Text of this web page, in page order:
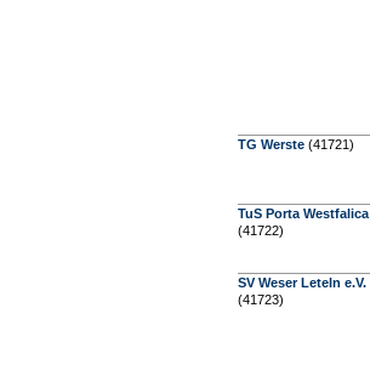
TG Werste (41721)
TuS Porta Westfalica
(41722)
SV Weser Leteln e.V.
(41723)